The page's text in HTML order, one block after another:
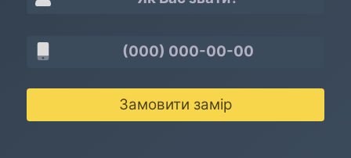
Замовити замір